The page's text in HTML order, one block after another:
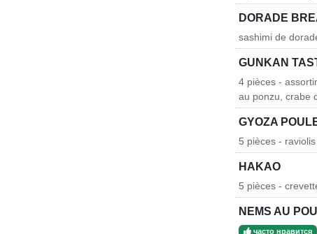
DORADE
sashimi de
GUNKAN
4 pièces -
au ponzu, crabe
GYOZA
5 pièces -
HAKAO
5 pièces -
NEMS AU
часто нравится